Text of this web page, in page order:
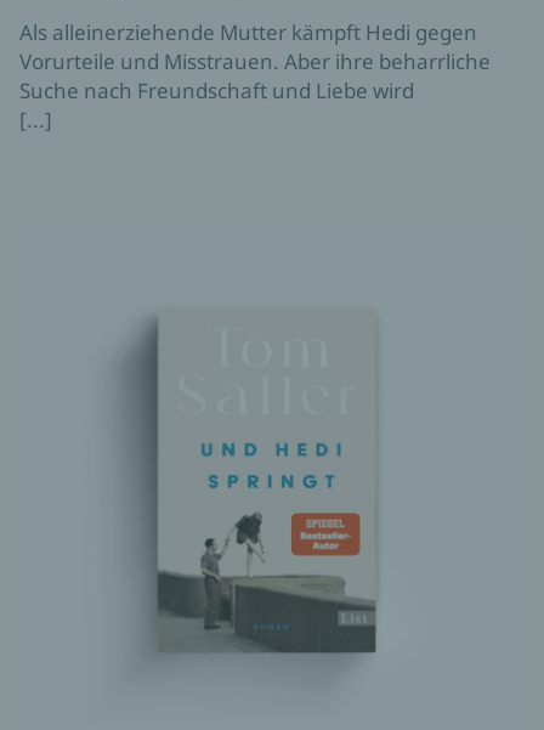
Als alleinerziehende Mutter kämpft Hedi gegen
Vorurteile und Misstrauen. Aber ihre beharrliche
Suche nach Freundschaft und Liebe wird
[...]